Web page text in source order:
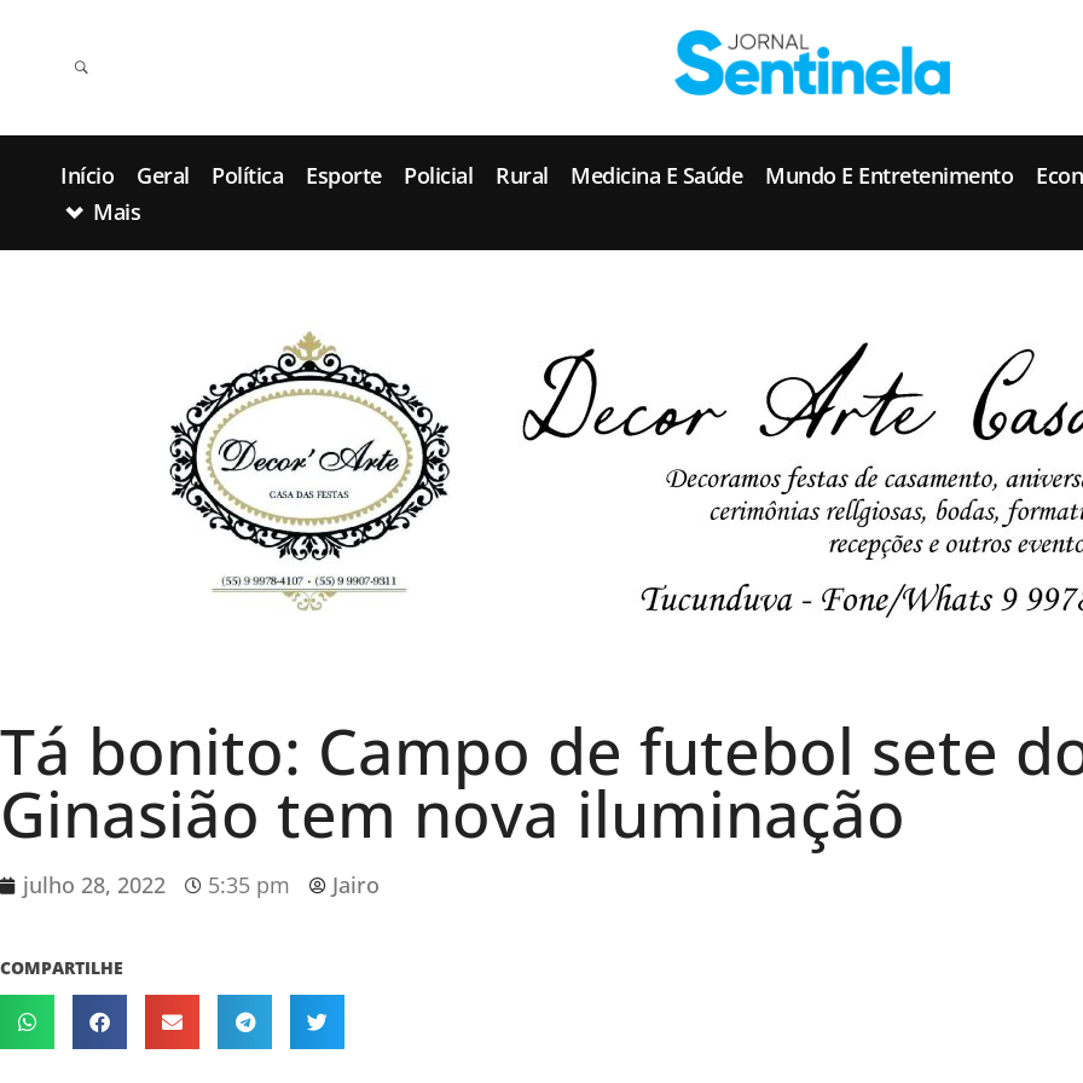
Início Geral Política Esporte Policial Rural Medicina E Saúde Mundo E Entretenimento
Mais
Tá bonito: Campo de futebol sete
Ginasião tem nova iluminação
julho 28, 2022 5:35 pm Jairo
COMPARTILHE